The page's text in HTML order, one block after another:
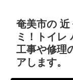
奄美市の 近
ミ！トイレ
工事や修理
アします。